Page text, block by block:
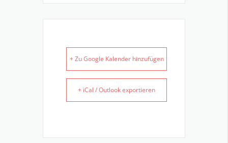
+ Zu Google Kalender hinzufügen
+ iCal / Outlook exportieren